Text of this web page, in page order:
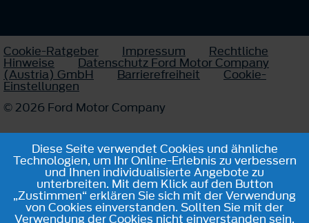
Cookie-Ratgeber Impressum Rechtliche
Hinweise Datenschutz Ford Motor Company
(Austria) GmbH Barrierefreiheit Cookie-
Einstellungen
© 2026 Ford Motor Company
Diese Seite verwendet Cookies und ähnliche
Technologien, um Ihr Online-Erlebnis zu verbessern
und Ihnen individualisierte Angebote zu
unterbreiten. Mit dem Klick auf den Button
„Zustimmen“ erklären Sie sich mit der Verwendung
von Cookies einverstanden. Sollten Sie mit der
Verwendung der Cookies nicht einverstanden sein,